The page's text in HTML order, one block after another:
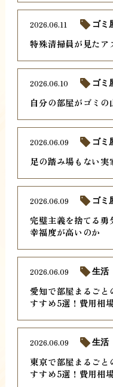
特殊清掃員が見たア
2026.06.11 ゴミ
自分の部屋がゴミの
2026.06.10 ゴミ
足の踏み場もない
2026.06.09 ゴミ
完璧主義を捨てる勇
幸福度が高いのか
2026.06.09 ゴミ
愛知で部屋まるごと
すすめ5選！費用相
2026.06.09 生活
東京で部屋まるご
すすめ5選！費用相
2026.06.09 生活